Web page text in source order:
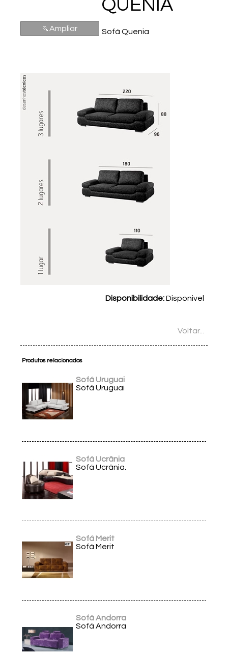
Ampliar
QUENIA
Sofá Quenia
Disponibilidade:Disponivel
Voltar...
Produtos relacionados
Sofá Uruguai
Sofá Uruguai
Sofá Ucrânia
Sofá Ucrânia.
Sofá Merit
Sofá Merit
Sofá Andorra
Sofá Andorra